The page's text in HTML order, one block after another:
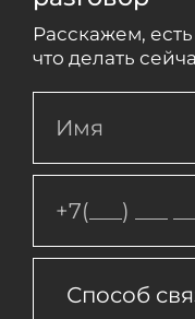
Расскажем,
что делать
Способ